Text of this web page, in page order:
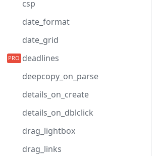
csp
date_format
date_grid
deadlines
deepcopy_on_parse
details_on_create
details_on_dblclick
drag_lightbox
drag_links